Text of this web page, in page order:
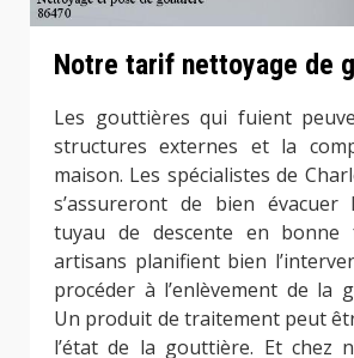
Notre tarif nettoyage de
Les gouttières qui fuient
structures externes et la
maison. Les spécialistes de
s’assureront de bien évacuer
tuyau de descente en bonne
artisans planifient bien
procéder à l’enlèvement de la
Un produit de traitement peut
l’état de la gouttière. Et chez